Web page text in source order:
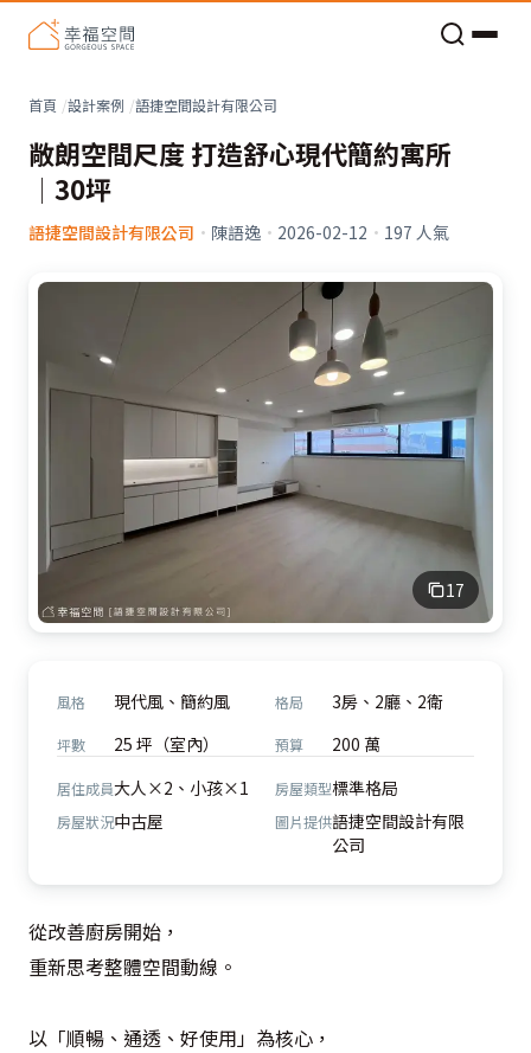
首頁 設計案例 語捷空間設計有限公司
敞朗空間尺度 打造舒心現代簡約寓所
│30坪
語捷空間設計有限公司 · 陳語逸 · 2026-02-12 · 197 人氣
17
風格 現代風、簡約風 格局 3房、2廳、2衛
坪數 25 坪（室內） 預算 200 萬
居住成員大人×2、小孩×1 房屋類型標準格局
房屋狀況中古屋 圖片提供語捷空間設計有限
公司
從改善廚房開始，
重新思考整體空間動線。
以「順暢、通透、好使用」為核心，